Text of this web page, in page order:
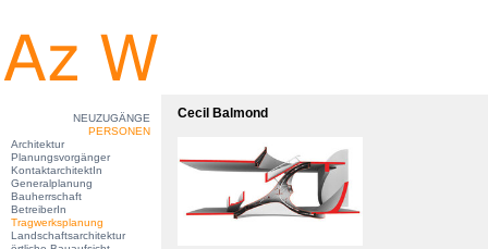
NEUZUGÄNGE
PERSONEN
Architektur
Planungsvorgänger
KontaktarchitektIn
Generalplanung
Bauherrschaft
BetreiberIn
Tragwerksplanung
Landschaftsarchitektur
Cecil Balmond